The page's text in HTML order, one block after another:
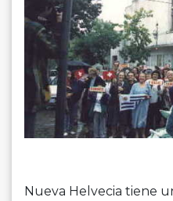
Nueva Helvecia tiene